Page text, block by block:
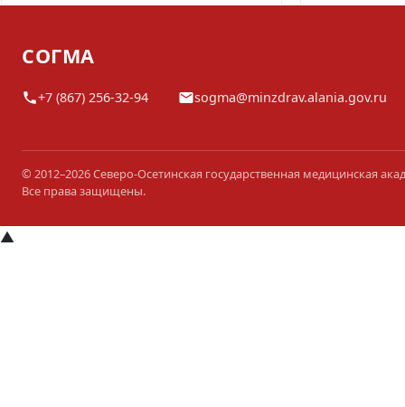
СОГМА
+7 (867) 256-32-94 sogma@minzdrav.alania.gov.ru
© 2012–2026 Северо-Осетинская государственная медицинская
Все права защищены.
▲